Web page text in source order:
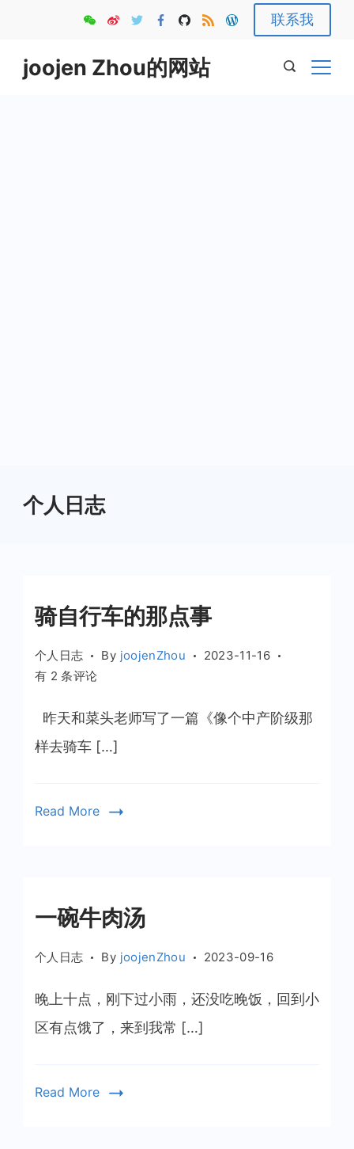
content
联系我
joojen Zhou的网站
个人日志
骑自行车的那点事
个人日志 By joojenZhou
2023-11-16
骑
行
车
的
事
有 2 条评论
昨天和菜头老师写了一篇《像个中产阶级那
样去骑车 […]
Read More
一碗牛肉汤
个人日志 By joojenZhou 2023-09-16
晚上十点，刚下过小雨，还没吃晚饭，回到小
区有点饿了，来到我常 […]
Read More